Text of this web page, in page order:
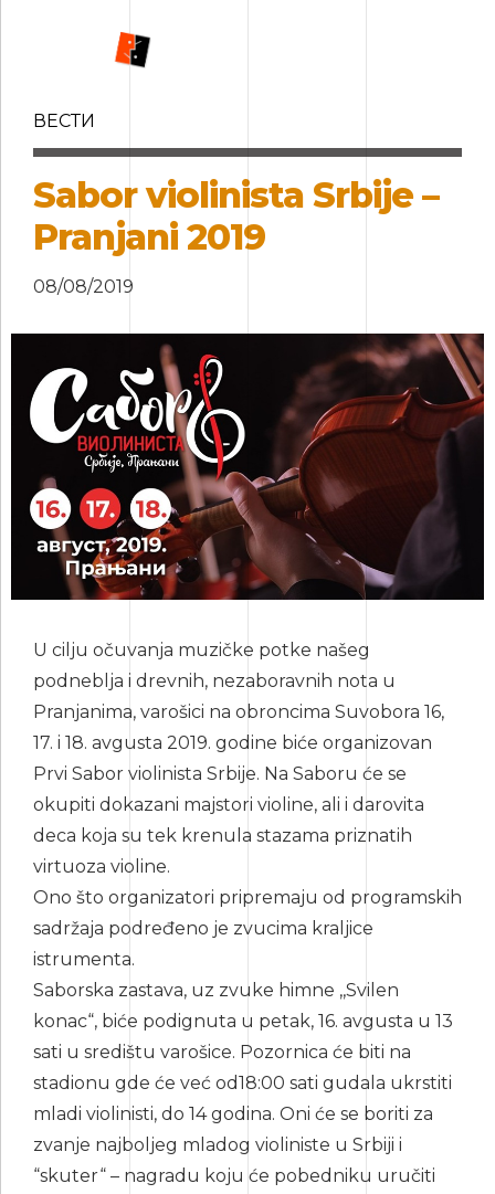
ВЕСТИ
Sabor violinista Srbije –
Pranjani 2019
08/08/2019
U cilju očuvanja muzičke potke našeg
podneblja i drevnih, nezaboravnih nota u
Pranjanima, varošici na obroncima Suvobora 16,
17. i 18. avgusta 2019. godine biće organizovan
Prvi Sabor violinista Srbije. Na Saboru će se
okupiti dokazani majstori violine, ali i darovita
deca koja su tek krenula stazama priznatih
virtuoza violine.
Ono što organizatori pripremaju od programskih
sadržaja podređeno je zvucima kraljice
istrumenta.
Saborska zastava, uz zvuke himne ,,Svilen
konac“, biće podignuta u petak, 16. avgusta u 13
sati u središtu varošice. Pozornica će biti na
stadionu gde će već od18:00 sati gudala ukrstiti
mladi violinisti, do 14 godina. Oni će se boriti za
zvanje najboljeg mladog violiniste u Srbiji i
“skuter“ – nagradu koju će pobedniku uručiti